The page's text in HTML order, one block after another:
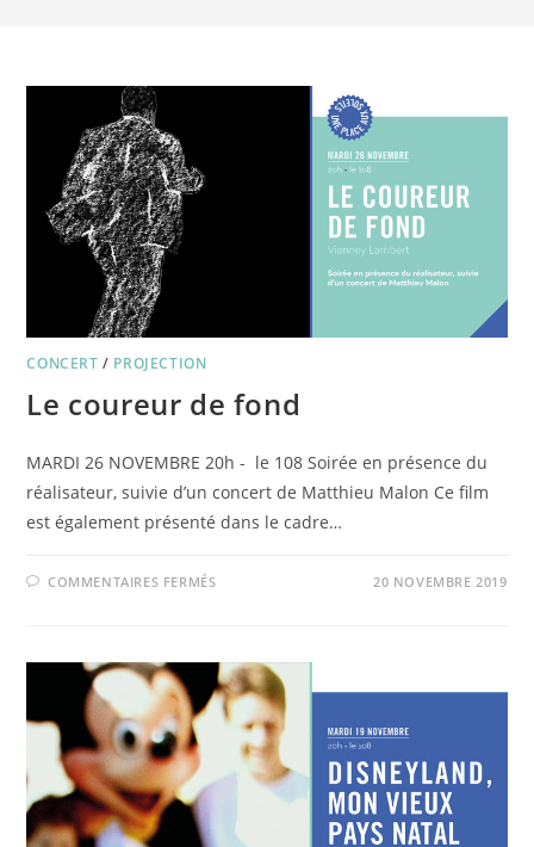
CONCERT / PROJECTION
Le coureur de fond
MARDI 26 NOVEMBRE 20h - le 108 Soirée en présence du
réalisateur, suivie d’un concert de Matthieu Malon Ce film
est également présenté dans le cadre…
COMMENTAIRES FERMÉSSUR 20 NOVEMBRE 2019